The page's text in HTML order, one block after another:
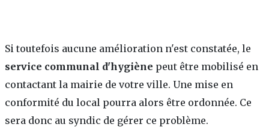
Si toutefois aucune amélioration n'est constatée, le
service communal d'hygiène peut être mobilisé en
contactant la mairie de votre ville. Une mise en
conformité du local pourra alors être ordonnée. Ce
sera donc au syndic de gérer ce problème.